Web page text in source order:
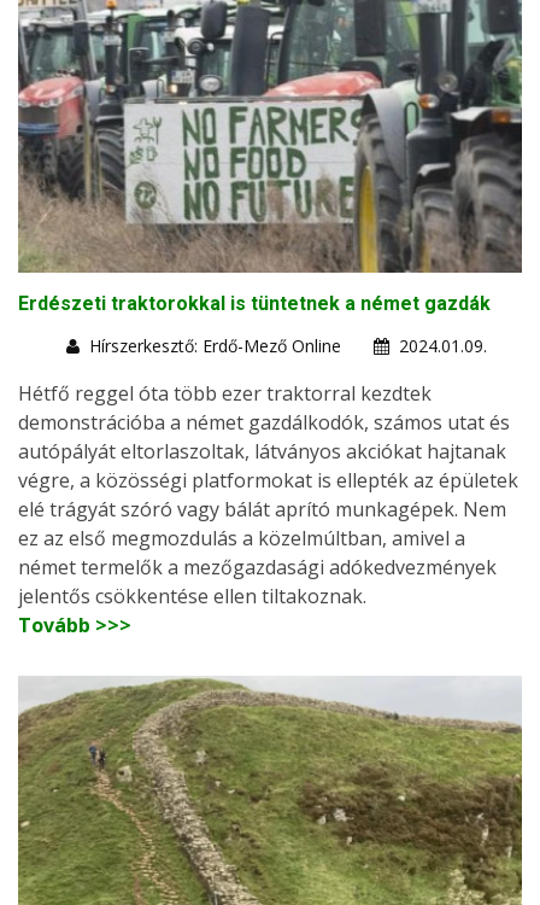
Erdészeti traktorokkal is tüntetnek a német gazdák
Hírszerkesztő: Erdő-Mező Online
2024.01.09.
Hétfő reggel óta több ezer traktorral kezdtek
demonstrációba a német gazdálkodók, számos utat és
autópályát eltorlaszoltak, látványos akciókat hajtanak
végre, a közösségi platformokat is ellepték az épületek
elé trágyát szóró vagy bálát aprító munkagépek. Nem
ez az első megmozdulás a közelmúltban, amivel a
német termelők a mezőgazdasági adókedvezmények
jelentős csökkentése ellen tiltakoznak.
Tovább >>>